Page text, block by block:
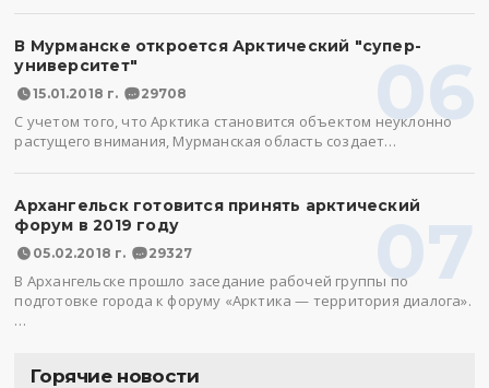
06
В Мурманске откроется Арктический "супер-
университет"
15.01.2018 г. 29708
С учетом того, что Арктика становится объектом неуклонно
растущего внимания, Мурманская область создает…
07
Архангельск готовится принять арктический
форум в 2019 году
05.02.2018 г. 29327
В Архангельске прошло заседание рабочей группы по
подготовке города к форуму «Арктика — территория диалога».
…
Горячие новости